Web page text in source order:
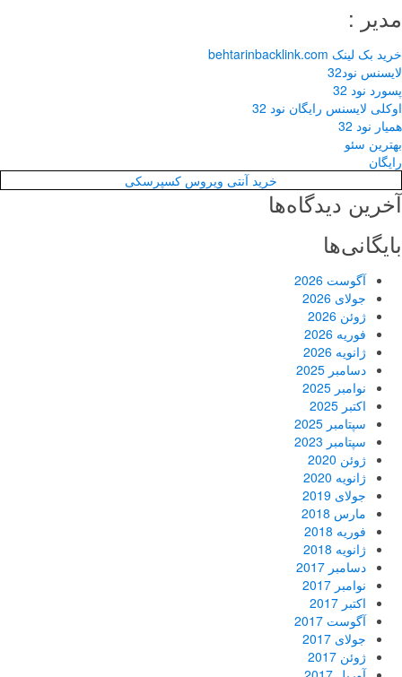
مدیر :
خرید بک لینک behtarinbacklink.com
لایسنس نود32
پسورد نود 32
اوکلی لایسنس رایگان نود 32
همیار نود 32
بهترین سئو
رایگان
خرید آنتی ویروس کسپرسکی
آخرین دیدگاه‌ها
بایگانی‌ها
آگوست 2026
جولای 2026
ژوئن 2026
فوریه 2026
ژانویه 2026
دسامبر 2025
نوامبر 2025
اکتبر 2025
سپتامبر 2025
سپتامبر 2023
ژوئن 2020
ژانویه 2020
جولای 2019
مارس 2018
فوریه 2018
ژانویه 2018
دسامبر 2017
نوامبر 2017
اکتبر 2017
آگوست 2017
جولای 2017
ژوئن 2017